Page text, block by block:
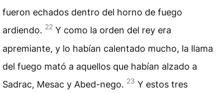
fueron echados dentro del horno de fuego
ardiendo. 22 Y como la orden del rey era
apremiante, y lo habían calentado mucho, la llama
del fuego mató a aquellos que habían alzado a
Sadrac, Mesac y Abed-nego. 23 Y estos tres